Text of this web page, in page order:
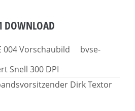
DOWNLOAD
bvse-
Snell 300 DPI
Dirk Textor